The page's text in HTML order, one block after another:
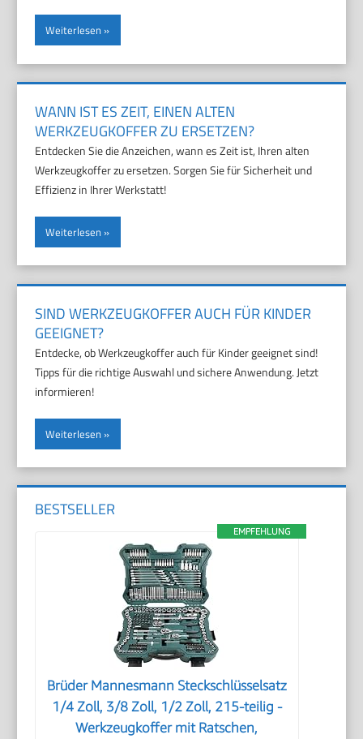
Weiterlesen
WANN IST ES ZEIT, EINEN ALTEN
WERKZEUGKOFFER ZU ERSETZEN?
Entdecken Sie die Anzeichen, wann es Zeit ist, Ihren alten
Werkzeugkoffer zu ersetzen. Sorgen Sie für Sicherheit und
Effizienz in Ihrer Werkstatt!
Weiterlesen
SIND WERKZEUGKOFFER AUCH FÜR KINDER
GEEIGNET?
Entdecke, ob Werkzeugkoffer auch für Kinder geeignet sind!
Tipps für die richtige Auswahl und sichere Anwendung. Jetzt
informieren!
Weiterlesen
BESTSELLER
EMPFEHLUNG
Brüder Mannesmann Steckschlüsselsatz
1/4 Zoll, 3/8 Zoll, 1/2 Zoll, 215-teilig -
Werkzeugkoffer mit Ratschen,